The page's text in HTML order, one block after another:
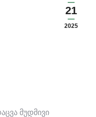
21
2025
მუდმივი